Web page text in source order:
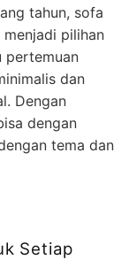
tahun, sofa
pilihan
pertemuan
dan
Dengan
dengan
tema dan
Setiap